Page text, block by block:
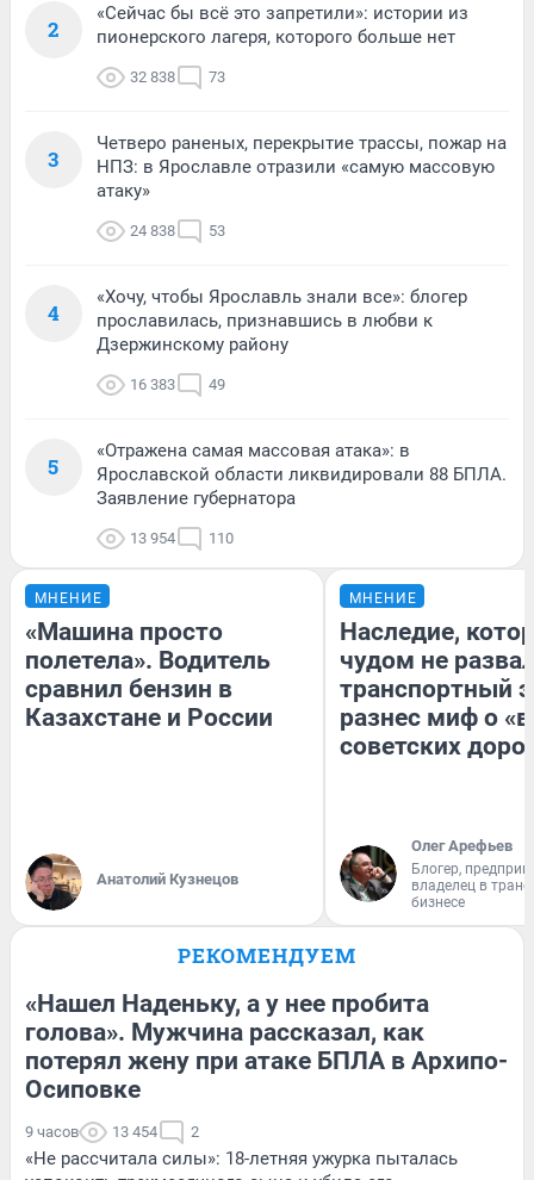
2
«Сейчас бы всё это запретили»: истории из
пионерского лагеря, которого больше нет
32 838 73
3
Четверо раненых, перекрытие трассы, пожар на
НПЗ: в Ярославле отразили «самую массовую
атаку»
24 838 53
4
«Хочу, чтобы Ярославль знали все»: блогер
прославилась, признавшись в любви к
Дзержинскому району
16 383 49
5
«Отражена самая массовая атака»: в
Ярославской области ликвидировали 88 БПЛА.
Заявление губернатора
13 954 110
МНЕНИЕ
«Машина просто
полетела». Водитель
сравнил бензин в
Казахстане и России
Анатолий Кузнецов
МНЕНИЕ
Наследие,
чудом не
транспортный
разнес миф о
советских
Олег Арефьев
Блогер,
владелец в
бизнесе
РЕКОМЕНДУЕМ
«Нашел Наденьку, а у нее пробита
голова». Мужчина рассказал, как
потерял жену при атаке БПЛА в Архипо-
Осиповке
9 часов 13 454 2
«Не рассчитала силы»: 18-летняя ужурка пыталась